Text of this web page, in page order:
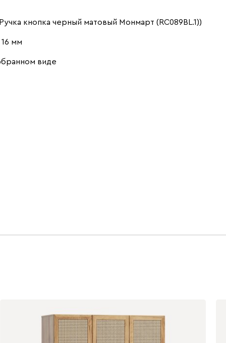
4.7 ШР: 200 (Б + П + П+
кнопка черный матовый Монмарт (RC089BL.1))
мм
виде